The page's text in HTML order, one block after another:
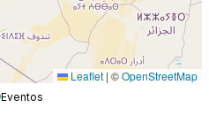
Leaflet | ©OpenStreetMap
Eventos